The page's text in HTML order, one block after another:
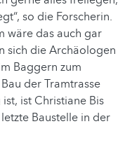
so die Forscherin.
wäre das auch gar
sich die Archäologen
Baggern zum
der Tramtrasse
ist Christiane Bis
Baustelle in der